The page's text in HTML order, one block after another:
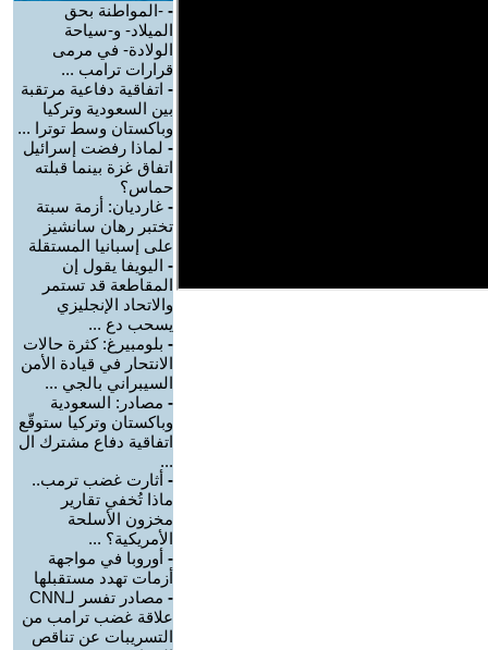
- -المواطنة بحق
الميلاد- و-سياحة
الولادة- في مرمى
قرارات ترامب ...
- اتفاقية دفاعية مرتقبة
بين السعودية وتركيا
وباكستان وسط توترا ...
- لماذا رفضت إسرائيل
اتفاق غزة بينما قبلته
حماس؟
- غارديان: أزمة سبتة
تختبر رهان سانشيز
على إسبانيا المستقلة
- اليويفا يقول إن
المقاطعة قد تستمر
والاتحاد الإنجليزي
يسحب دع ...
- بلومبيرغ: كثرة حالات
الانتحار في قيادة الأمن
السيبراني بالجي ...
- مصادر: السعودية
وباكستان وتركيا ستوقّع
اتفاقية دفاع مشترك ال
...
- أثارت غضب ترمب..
ماذا تُخفي تقارير
مخزون الأسلحة
الأمريكية؟ ...
- أوروبا في مواجهة
أزمات تهدد مستقبلها
-
مصادر تفسر لـCNN
علاقة غضب ترامب من
التسريبات عن تناقص